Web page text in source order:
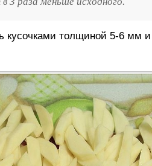
кусочками толщиной 5-6 мм и